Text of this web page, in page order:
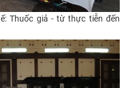
Thuốc giả - từ thực tiễn đến